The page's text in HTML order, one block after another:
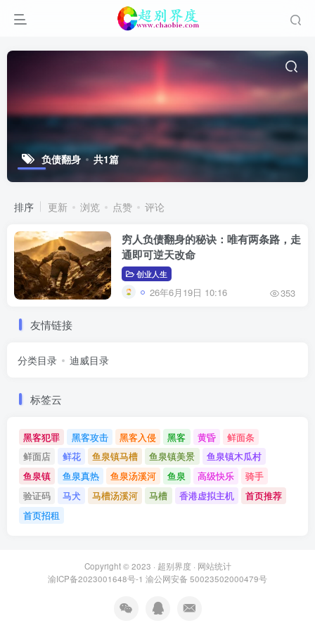
负债翻身 共1篇
排序 更新 浏览 点赞 评论
穷人负债翻身的秘诀：唯有两条路，走
通即可逆天改命
创业人生
26年6月19日 10:16 353
友情链接
分类目录 迪威目录
标签云
黑客犯罪 黑客攻击 黑客入侵 黑客 黄昏
鲜面条
鲜面店
鲜花 鱼泉镇马槽 鱼泉镇美景
鱼泉镇木瓜村
鱼泉镇
鱼泉真热 鱼泉汤溪河 鱼泉 高级快乐
骑手
验证码
马犬 马槽汤溪河 马槽 香港虚拟主机
首页推荐
首页招租
Copyright © 2023 · 超别界度· 网站统计
渝ICP备2023001648号-1 渝公网安备 50023502000479号